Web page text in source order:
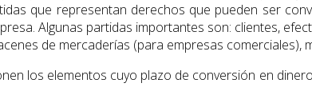
que representan derechos que pueden ser
Algunas partidas importantes son: clientes,
de mercaderías (para empresas
los elementos cuyo plazo de conversión en